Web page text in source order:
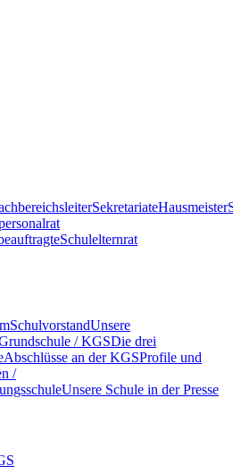
SekretariateHausmeister
Schulelternrat
SchulvorstandUnsere
/ KGSDie drei
Abschlüsse an der KGSProfile und
/
Unsere Schule in der Presse